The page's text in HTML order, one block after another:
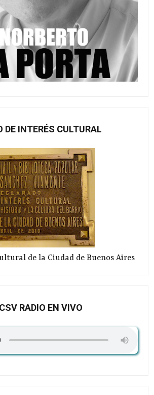
DE INTERÉS CULTURAL
de la Ciudad de Buenos Aires
CSV RADIO EN VIVO